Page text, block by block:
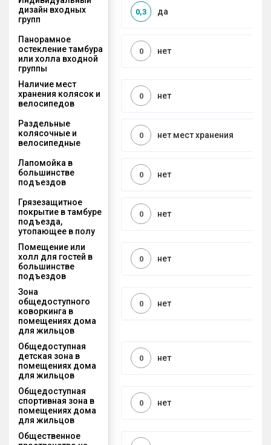
дизайн входных
групп
да
0,3
Панорамное
остекление тамбура
или холла входной
группы
нет
0
Наличие мест
хранения колясок и
велосипедов
нет
0
Раздельные
колясочные и
велосипедные
нет мест хранения
0
Лапомойка в
большинстве
подъездов
нет
0
Грязезащитное
покрытие в тамбуре
подъезда,
утопающее в полу
нет
0
Помещение или
холл для гостей в
большинстве
подъездов
нет
0
Зона
общедоступного
коворкинга в
помещениях дома
для жильцов
нет
0
Общедоступная
детская зона в
помещениях дома
для жильцов
нет
0
Общедоступная
спортивная зона в
помещениях дома
для жильцов
нет
0
Общественное